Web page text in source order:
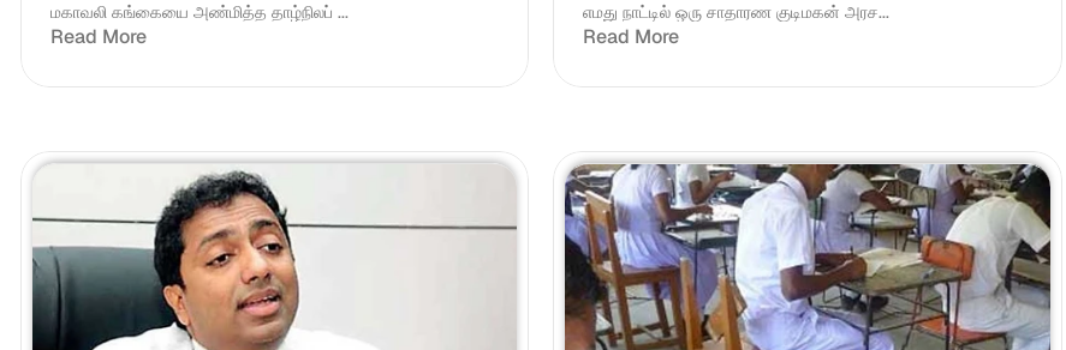
மகாவலி கங்கையை அண்மித்த தாழ்நிலப் ...
Read More
எமது நாட்டில் ஒரு சாதாரண குடிமகன் அரச...
Read More